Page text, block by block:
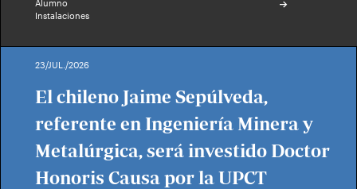
Alumno
Instalaciones
23/JUL./2026
El chileno Jaime Sepúlveda,
referente en Ingeniería Minera y
Metalúrgica, será investido Doctor
Honoris Causa por la UPCT